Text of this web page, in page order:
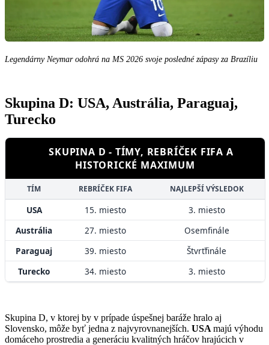
Legendárny Neymar odohrá na MS 2026 svoje posledné zápasy za Brazíliu
Skupina D: USA, Austrália, Paraguaj,
Turecko
SKUPINA D - TÍMY, REBRÍČEK FIFA A
HISTORICKÉ MAXIMUM
TÍM REBRÍČEK FIFA NAJLEPŠÍ VÝSLEDOK
USA 15. miesto
3. miesto
Austrália
27. miesto
Osemfinále
Paraguaj
39. miesto
Štvrťfinále
Turecko
34. miesto 3. miesto
Skupina D, v ktorej by v prípade úspešnej baráže hralo aj
Slovensko, môže byť jedna z najvyrovnanejších. USA majú výhodu
domáceho prostredia a generáciu kvalitných hráčov hrajúcich v